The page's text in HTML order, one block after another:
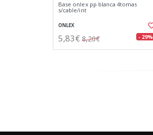
Base onlex pp blanca 4tomas
s/cable/int
ONLEX
5,83€ 8,20€ - 29%